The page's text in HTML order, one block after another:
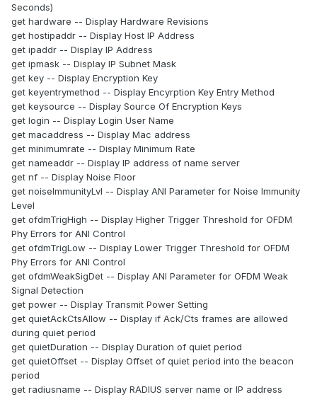
Seconds)
get hardware -- Display Hardware Revisions
get hostipaddr -- Display Host IP Address
get ipaddr -- Display IP Address
get ipmask -- Display IP Subnet Mask
get key -- Display Encryption Key
get keyentrymethod -- Display Encyrption Key Entry Method
get keysource -- Display Source Of Encryption Keys
get login -- Display Login User Name
get macaddress -- Display Mac address
get minimumrate -- Display Minimum Rate
get nameaddr -- Display IP address of name server
get nf -- Display Noise Floor
get noiseImmunityLvl -- Display ANI Parameter for Noise Immunity
Level
get ofdmTrigHigh -- Display Higher Trigger Threshold for OFDM
Phy Errors for ANI Control
get ofdmTrigLow -- Display Lower Trigger Threshold for OFDM
Phy Errors for ANI Control
get ofdmWeakSigDet -- Display ANI Parameter for OFDM Weak
Signal Detection
get power -- Display Transmit Power Setting
get quietAckCtsAllow -- Display if Ack/Cts frames are allowed
during quiet period
get quietDuration -- Display Duration of quiet period
get quietOffset -- Display Offset of quiet period into the beacon
period
get radiusname -- Display RADIUS server name or IP address